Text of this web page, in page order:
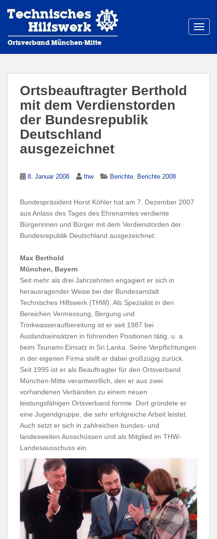
Ortsbeauftragter Berthold
mit dem Verdienstorden
der Bundesrepublik
Deutschland
ausgezeichnet
8. Januar 2008 thw Berichte Berichte 2008
Bundespräsident Horst Köhler hat am 7. Dezember 2007
aus Anlass des Tages des Ehrenamtes verdiente
Bürgerinnen und Bürger mit dem Verdienstorden der
Bundesrepublik Deutschland ausgezeichnet:
Max Berthold
München, Bayern
Seit mehr als drei Jahrzehnten engagiert er sich in
herausragender Weise bei der Bundesanstalt
Technisches Hilfswerk (THW). Als Spezialist in den
Bereichen Vermessung, Bergung und
Trinkwasseraufbereitung ist er seit 1987 bei
Auslandseinsätzen in führenden Positionen tätig, u. a.
beim Tsunami-Einsatz in Sri Lanka. Seine Verpflichtungen
in der eigenen Firma stellt er dabei großzügig zurück.
Seit 1995 ist er als Beauftragter für den Ortsverband
München-Mitte verantwortlich, den er aus zwei
vorhandenen Verbänden zu einem neuen
leistungsfähigen Ortsverband formte. Dort gründete er
eine Jugendgruppe, die sehr erfolgreiche Arbeit leistet.
Auch setzt er sich in zahlreichen bundes- und
landesweiten Ausschüssen und als Mitglied im THW-
Landesausschuss ein.